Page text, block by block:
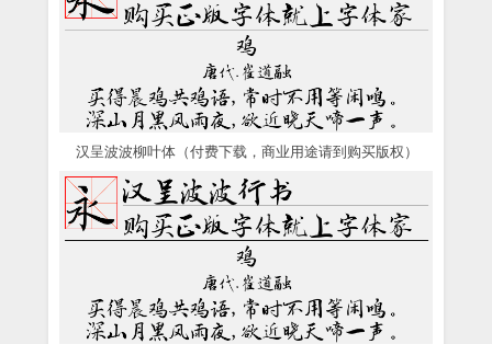
汉呈波波柳叶体（付费下载，商业用途请到购买版权）